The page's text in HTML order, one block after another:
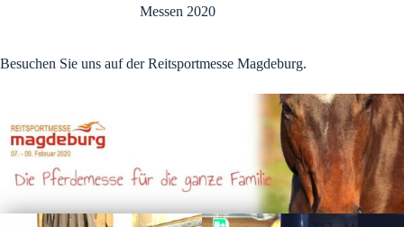
Messen 2020
Besuchen Sie uns auf der Reitsportmesse Magdeburg.